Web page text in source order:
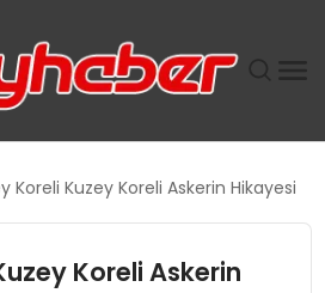
Koreli Kuzey Koreli Askerin Hikayesi
Koreli Askerin